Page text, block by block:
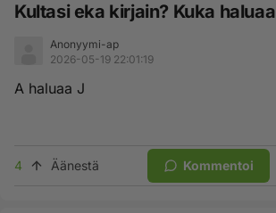
Kultasi eka kirjain? Kuka haluaa
Anonyymi-ap
2026-05-19 22:01:19
A haluaa J
4 Äänestä Kommentoi